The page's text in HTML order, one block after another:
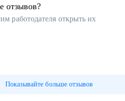
отзывов?
работодателя открыть их
Показывайте больше отзывов